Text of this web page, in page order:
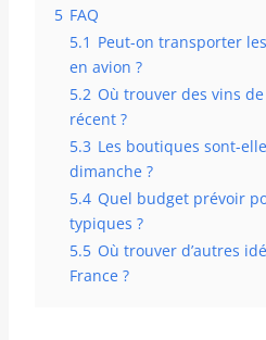
5 FAQ
5.1 Peut-on transporter
en avion ?
5.2 Où trouver des vins
récent ?
5.3 Les boutiques sont-
dimanche ?
5.4 Quel budget prévoir
typiques ?
5.5 Où trouver d’autres
France ?